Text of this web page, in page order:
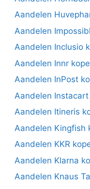
Aandelen
Aandelen
Aandelen Inclusio
Aandelen Innr
Aandelen InPost
Aandelen
Aandelen Itineris
Aandelen Kingfish
Aandelen KKR
Aandelen Klarna
Aandelen Knaus